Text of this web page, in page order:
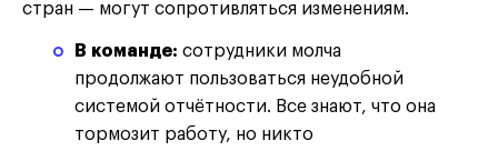
стран — могут сопротивляться изменениям.
В команде: сотрудники молча
продолжают пользоваться неудобной
системой отчётности. Все знают, что она
тормозит работу, но никто